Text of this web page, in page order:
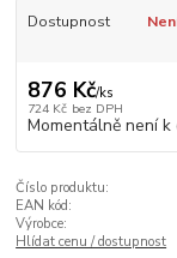
Dostupnost
876 Kč/ks
724 Kč bez DPH
Momentálně není k
Číslo produktu:
EAN kód:
Výrobce:
Hlídat cenu / dostupnost